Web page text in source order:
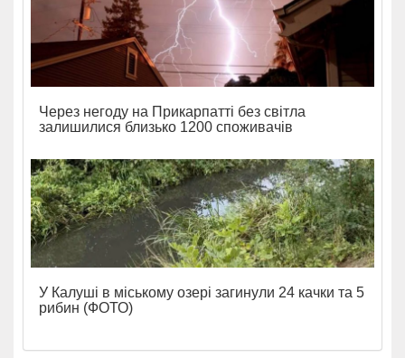
Через негоду на Прикарпатті без світла
залишилися близько 1200 споживачів
У Калуші в міському озері загинули 24 качки та 5
рибин (ФОТО)